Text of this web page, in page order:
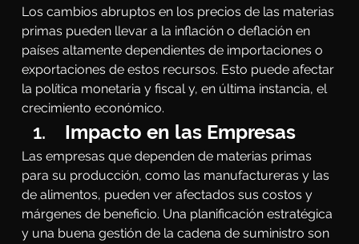
Los cambios abruptos en los precios de las materias
primas pueden llevar a la inflación o deflación en
países altamente dependientes de importaciones o
exportaciones de estos recursos. Esto puede afectar
la política monetaria y fiscal y, en última instancia, el
crecimiento económico.
Impacto en las Empresas
Las empresas que dependen de materias primas
para su producción, como las manufactureras y las
de alimentos, pueden ver afectados sus costos y
márgenes de beneficio. Una planificación estratégica
y una buena gestión de la cadena de suministro son